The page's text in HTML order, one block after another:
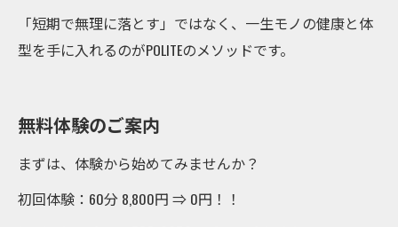
「短期で無理に落とす」ではなく、一生モノの健康と体
型を手に入れるのがPOLITEのメソッドです。
無料体験のご案内
まずは、体験から始めてみませんか？
初回体験：60分 8,800円 ⇒ 0円！！